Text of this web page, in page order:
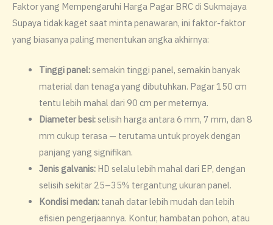
Faktor yang Mempengaruhi Harga Pagar BRC di Sukmajaya
Supaya tidak kaget saat minta penawaran, ini faktor-faktor
yang biasanya paling menentukan angka akhirnya:
Tinggi panel:semakin tinggi panel, semakin banyak
material dan tenaga yang dibutuhkan. Pagar 150 cm
tentu lebih mahal dari 90 cm per meternya.
Diameter besi:selisih harga antara 6 mm, 7 mm, dan 8
mm cukup terasa — terutama untuk proyek dengan
panjang yang signifikan.
Jenis galvanis:HD selalu lebih mahal dari EP, dengan
selisih sekitar 25–35% tergantung ukuran panel.
Kondisi medan:tanah datar lebih mudah dan lebih
efisien pengerjaannya. Kontur, hambatan pohon, atau